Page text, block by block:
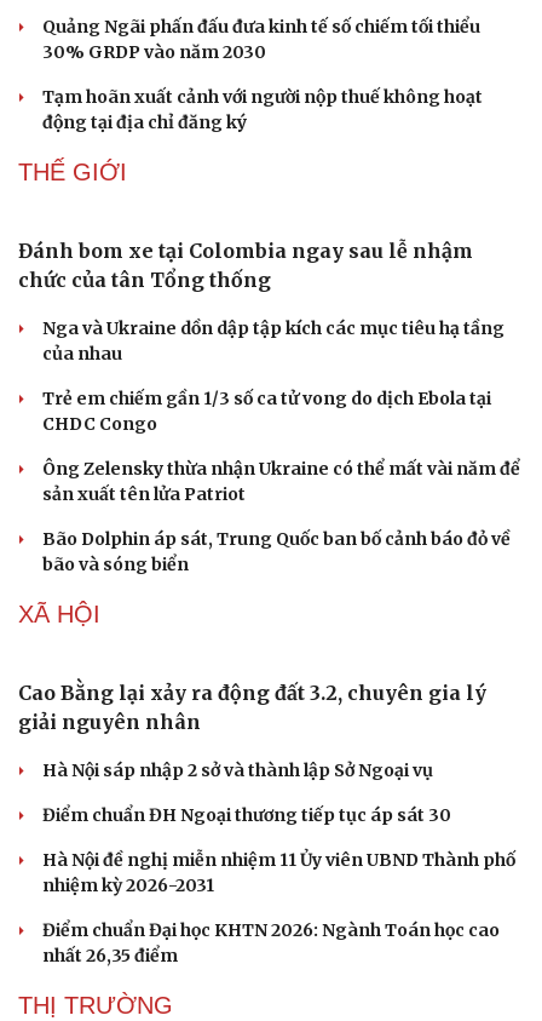
Doanh nghiệp
Doanh nghiệp 24h
Công nghệ
Quảng Ngãi phấn đấu đưa kinh tế số chiếm tối thiểu
30% GRDP vào năm 2030
Tạm hoãn xuất cảnh với người nộp thuế không hoạt
động tại địa chỉ đăng ký
THẾ GIỚI
Đánh bom xe tại Colombia ngay sau lễ nhậm
chức của tân Tổng thống
Nga và Ukraine dồn dập tập kích các mục tiêu hạ tầng
của nhau
Trẻ em chiếm gần 1/3 số ca tử vong do dịch Ebola tại
CHDC Congo
Ông Zelensky thừa nhận Ukraine có thể mất vài năm để
sản xuất tên lửa Patriot
Bão Dolphin áp sát, Trung Quốc ban bố cảnh báo đỏ về
bão và sóng biển
XÃ HỘI
Cao Bằng lại xảy ra động đất 3.2, chuyên gia lý
giải nguyên nhân
Hà Nội sáp nhập 2 sở và thành lập Sở Ngoại vụ
Điểm chuẩn ĐH Ngoại thương tiếp tục áp sát 30
Hà Nội đề nghị miễn nhiệm 11 Ủy viên UBND Thành phố
nhiệm kỳ 2026-2031
Điểm chuẩn Đại học KHTN 2026: Ngành Toán học cao
nhất 26,35 điểm
THỊ TRƯỜNG